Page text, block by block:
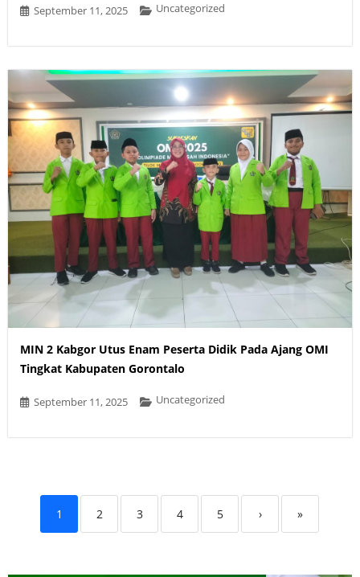
September 11, 2025 Uncategorized
MIN 2 Kabgor Utus Enam Peserta Didik Pada Ajang OMI
Tingkat Kabupaten Gorontalo
September 11, 2025 Uncategorized
1 2 3 4 5 › »